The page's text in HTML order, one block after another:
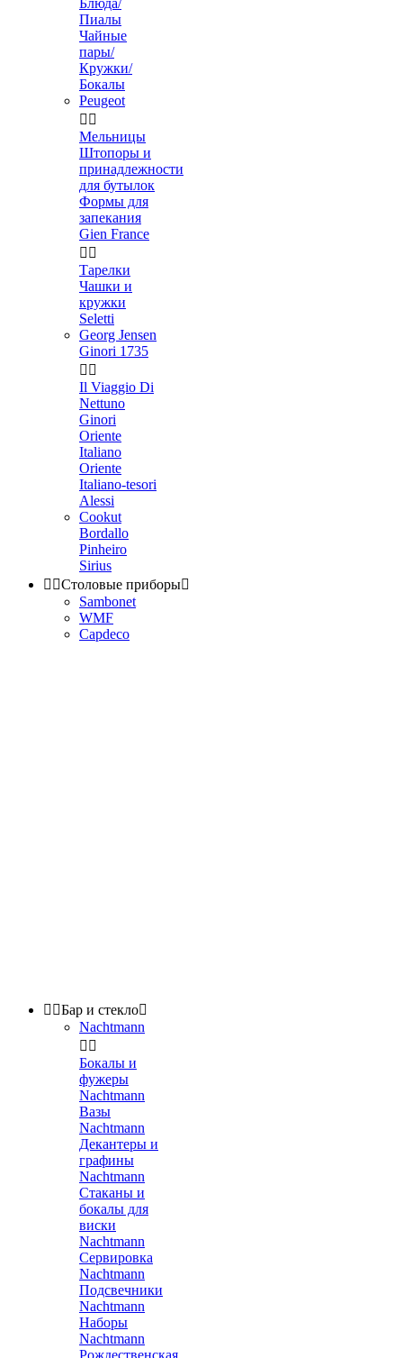
Блюда/
Пиалы
Чайные
пары/
Кружки/
Бокалы
Peugeot
 
Мельницы
Штопоры и
принадлежности
для бутылок
Формы для
запекания
Gien France
 
Тарелки
Чашки и
кружки
Seletti
Georg Jensen
Ginori 1735
 
Il Viaggio Di
Nettuno
Ginori
Oriente
Italiano
Oriente
Italiano-tesori
Alessi
Cookut
Bordallo
Pinheiro
Sirius
 Столовые приборы
Sambonet
WMF
Capdeco
 Бар и стекло
Nachtmann
 
Бокалы и
фужеры
Nachtmann
Вазы
Nachtmann
Декантеры и
графины
Nachtmann
Стаканы и
бокалы для
виски
Nachtmann
Сервировка
Nachtmann
Подсвечники
Nachtmann
Наборы
Nachtmann
Рождественская